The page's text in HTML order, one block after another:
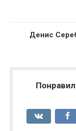
Денис